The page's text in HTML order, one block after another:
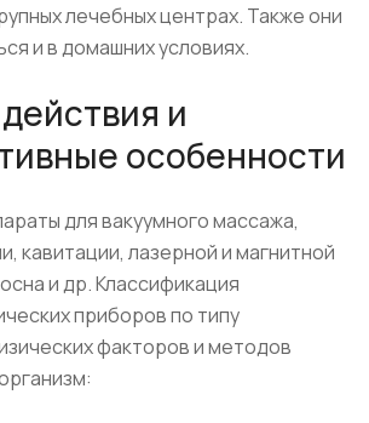
лечебных центрах. Также они
и в домашних условиях.
и
особенности
для вакуумного массажа,
кавитации, лазерной и магнитной
и др. Классификация
приборов по типу
факторов и методов